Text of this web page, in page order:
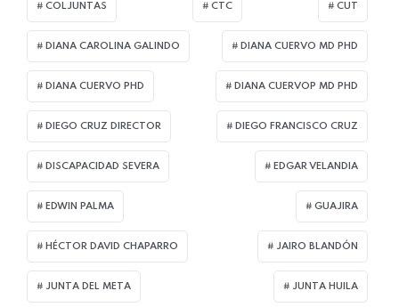
COLJUNTAS CTC CUT
DIANA CAROLINA GALINDO DIANA CUERVO MD PHD
DIANA CUERVO PHD DIANA CUERVOP MD PHD
DIEGO CRUZ DIRECTOR DIEGO FRANCISCO CRUZ
DISCAPACIDAD SEVERA EDGAR VELANDIA
EDWIN PALMA GUAJIRA
HÉCTOR DAVID CHAPARRO JAIRO BLANDÓN
JUNTA DEL META JUNTA HUILA